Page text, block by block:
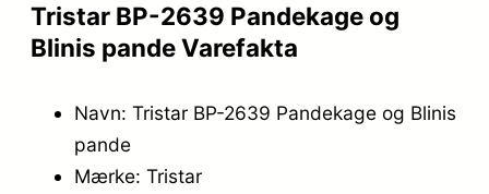
Tristar BP-2639 Pandekage og
Blinis pande Varefakta
Navn: Tristar BP-2639 Pandekage og Blinis
pande
Mærke: Tristar